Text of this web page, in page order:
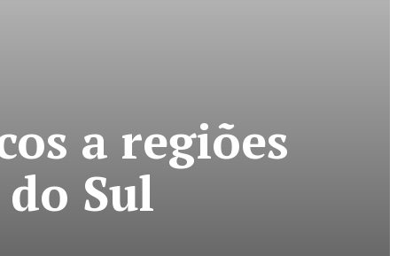
a regiões
Sul